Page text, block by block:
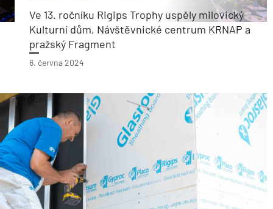
Ve 13. ročníku Rigips Trophy uspěly milovický
Kulturní dům, Návštěvnické centrum KRNAP a
pražský Fragment
6. června 2024